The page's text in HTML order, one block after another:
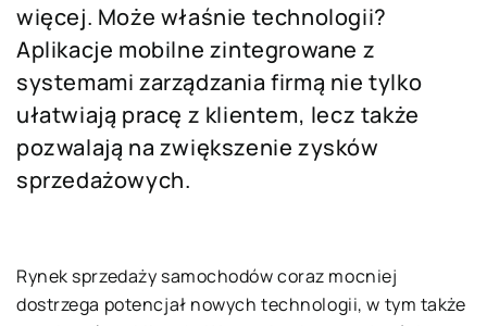
więcej. Może właśnie technologii?
Aplikacje mobilne zintegrowane z
systemami zarządzania firmą nie tylko
ułatwiają pracę z klientem, lecz także
pozwalają na zwiększenie zysków
sprzedażowych.
Rynek sprzedaży samochodów coraz mocniej
dostrzega potencjał nowych technologii, w tym także